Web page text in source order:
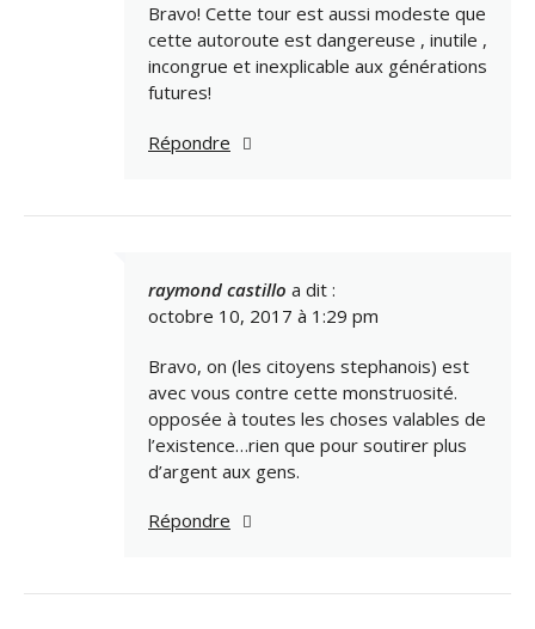
Bravo! Cette tour est aussi modeste que
cette autoroute est dangereuse , inutile ,
incongrue et inexplicable aux générations
futures!
Répondre
raymond castillo a dit :
octobre 10, 2017 à 1:29 pm
Bravo, on (les citoyens stephanois) est
avec vous contre cette monstruosité.
opposée à toutes les choses valables de
l’existence…rien que pour soutirer plus
d’argent aux gens.
Répondre